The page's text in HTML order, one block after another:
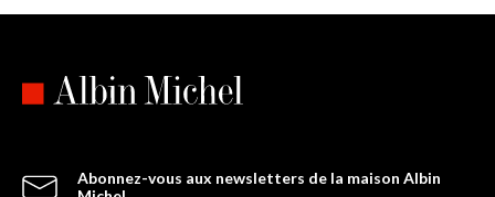
Abonnez-vous aux newsletters de la maison Albin